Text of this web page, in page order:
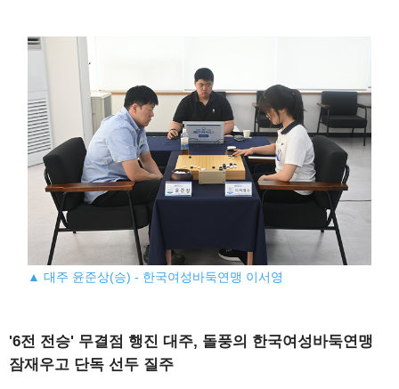
▲ 대주 윤준상(승) - 한국여성바둑연맹 이서영
'6전 전승' 무결점 행진 대주, 돌풍의 한국여성바둑연맹
잠재우고 단독 선두 질주